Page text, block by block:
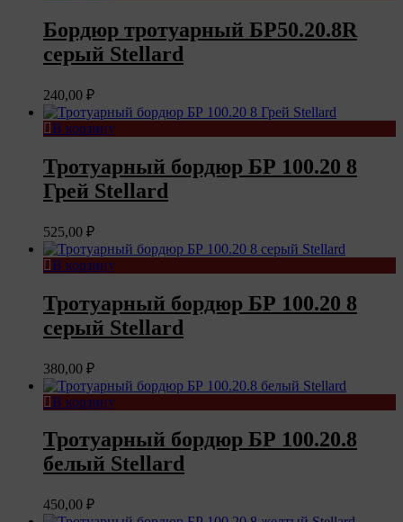
Бордюр тротуарный БР50.20.8R
серый Stellard
240,00 ₽
В корзину
Тротуарный бордюр БР 100.20 8
Грей Stellard
525,00 ₽
В корзину
Тротуарный бордюр БР 100.20 8
серый Stellard
380,00 ₽
В корзину
Тротуарный бордюр БР 100.20.8
белый Stellard
450,00 ₽